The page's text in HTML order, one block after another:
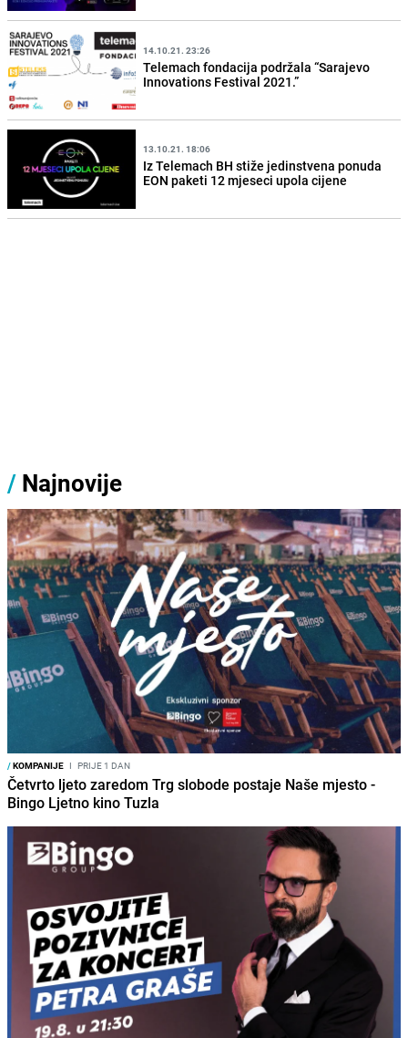
14.10.21. 23:26
Telemach fondacija podržala “Sarajevo
Innovations Festival 2021.”
13.10.21. 18:06
Iz Telemach BH stiže jedinstvena ponuda
EON paketi 12 mjeseci upola cijene
/ Najnovije
/KOMPANIJE I PRIJE 1 DAN
Četvrto ljeto zaredom Trg slobode postaje Naše mjesto -
Bingo Ljetno kino Tuzla